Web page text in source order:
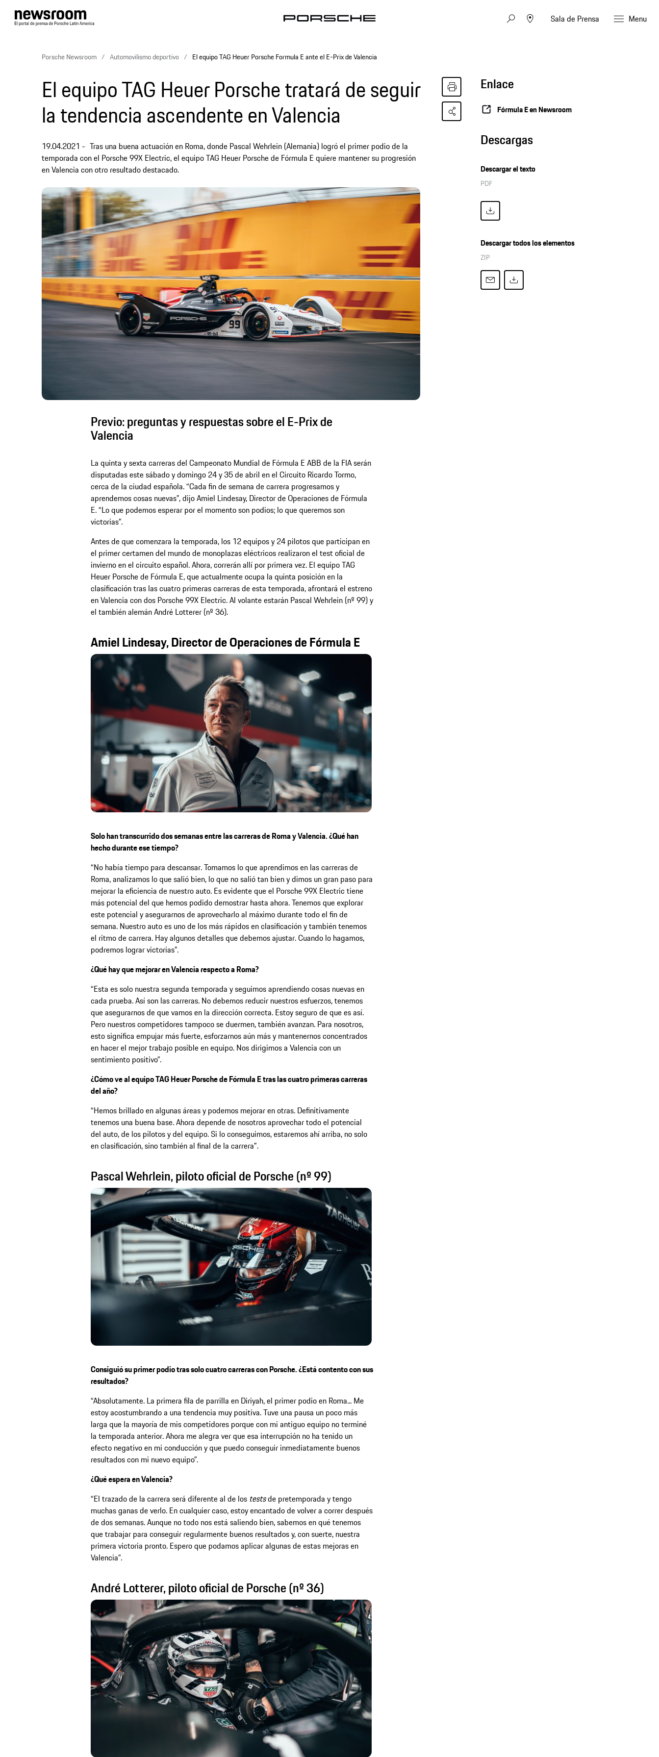
Sala de Prensa Menu
Porsche Newsroom Automovilismo deportivo El equipo TAG Heuer Porsche Formula E ante el E-Prix de Valencia
El equipo TAG Heuer Porsche tratará de seguir
la tendencia ascendente en Valencia
19.04.2021
Tras una buena actuación en Roma, donde Pascal Wehrlein (Alemania) logró el primer podio de la
temporada con el Porsche 99X Electric, el equipo TAG Heuer Porsche de Fórmula E quiere mantener su progresión
en Valencia con otro resultado destacado.
Previo: preguntas y respuestas sobre el E-Prix de
Valencia
La quinta y sexta carreras del Campeonato Mundial de Fórmula E ABB de la FIA serán
disputadas este sábado y domingo 24 y 35 de abril en el Circuito Ricardo Tormo,
cerca de la ciudad española. “Cada fin de semana de carrera progresamos y
aprendemos cosas nuevas”, dijo Amiel Lindesay, Director de Operaciones de Fórmula
E. “Lo que podemos esperar por el momento son podios; lo que queremos son
victorias”.
Antes de que comenzara la temporada, los 12 equipos y 24 pilotos que participan en
el primer certamen del mundo de monoplazas eléctricos realizaron el test oficial de
invierno en el circuito español. Ahora, correrán allí por primera vez. El equipo TAG
Heuer Porsche de Fórmula E, que actualmente ocupa la quinta posición en la
clasificación tras las cuatro primeras carreras de esta temporada, afrontará el estreno
en Valencia con dos Porsche 99X Electric. Al volante estarán Pascal Wehrlein (nº 99) y
el también alemán André Lotterer (nº 36).
Amiel Lindesay, Director de Operaciones de Fórmula E
Solo han transcurrido dos semanas entre las carreras de Roma y Valencia. ¿Qué han
hecho durante ese tiempo?
“No había tiempo para descansar. Tomamos lo que aprendimos en las carreras de
Roma, analizamos lo que salió bien, lo que no salió tan bien y dimos un gran paso para
mejorar la eficiencia de nuestro auto. Es evidente que el Porsche 99X Electric tiene
más potencial del que hemos podido demostrar hasta ahora. Tenemos que explorar
este potencial y asegurarnos de aprovecharlo al máximo durante todo el fin de
semana. Nuestro auto es uno de los más rápidos en clasificación y también tenemos
el ritmo de carrera. Hay algunos detalles que debemos ajustar. Cuando lo hagamos,
podremos lograr victorias”.
¿Qué hay que mejorar en Valencia respecto a Roma?
“Esta es solo nuestra segunda temporada y seguimos aprendiendo cosas nuevas en
cada prueba. Así son las carreras. No debemos reducir nuestros esfuerzos, tenemos
que asegurarnos de que vamos en la dirección correcta. Estoy seguro de que es así.
Pero nuestros competidores tampoco se duermen, también avanzan. Para nosotros,
esto significa empujar más fuerte, esforzarnos aún más y mantenernos concentrados
en hacer el mejor trabajo posible en equipo. Nos dirigimos a Valencia con un
sentimiento positivo”.
¿Cómo ve al equipo TAG Heuer Porsche de Fórmula E tras las cuatro primeras carreras
del año?
“Hemos brillado en algunas áreas y podemos mejorar en otras. Definitivamente
tenemos una buena base. Ahora depende de nosotros aprovechar todo el potencial
del auto, de los pilotos y del equipo. Si lo conseguimos, estaremos ahí arriba, no solo
en clasificación, sino también al final de la carrera".
Pascal Wehrlein, piloto oficial de Porsche (nº 99)
Consiguió su primer podio tras solo cuatro carreras con Porsche. ¿Está contento con sus
resultados?
“Absolutamente. La primera fila de parrilla en Diriyah, el primer podio en Roma... Me
estoy acostumbrando a una tendencia muy positiva. Tuve una pausa un poco más
larga que la mayoría de mis competidores porque con mi antiguo equipo no terminé
la temporada anterior. Ahora me alegra ver que esa interrupción no ha tenido un
efecto negativo en mi conducción y que puedo conseguir inmediatamente buenos
resultados con mi nuevo equipo”.
¿Qué espera en Valencia?
“El trazado de la carrera será diferente al de los testsde pretemporada y tengo
muchas ganas de verlo. En cualquier caso, estoy encantado de volver a correr después
de dos semanas. Aunque no todo nos está saliendo bien, sabemos en qué tenemos
que trabajar para conseguir regularmente buenos resultados y, con suerte, nuestra
primera victoria pronto. Espero que podamos aplicar algunas de estas mejoras en
Valencia”.
André Lotterer, piloto oficial de Porsche (nº 36)
Enlace
Fórmula E en Newsroom
Descargas
Descargar el texto
PDF
Descargar todos los elementos
ZIP